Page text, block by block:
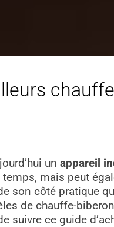
un appareil
mais peut
son côté pratique
de chauffe-
suivre ce guide